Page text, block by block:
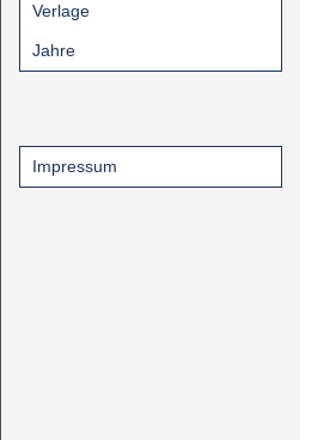
Verlage
Jahre
Impressum